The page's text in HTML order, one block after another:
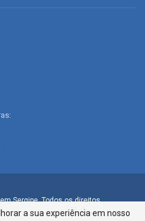
Sergipe. Todos os direitos
a sua experiência em nosso